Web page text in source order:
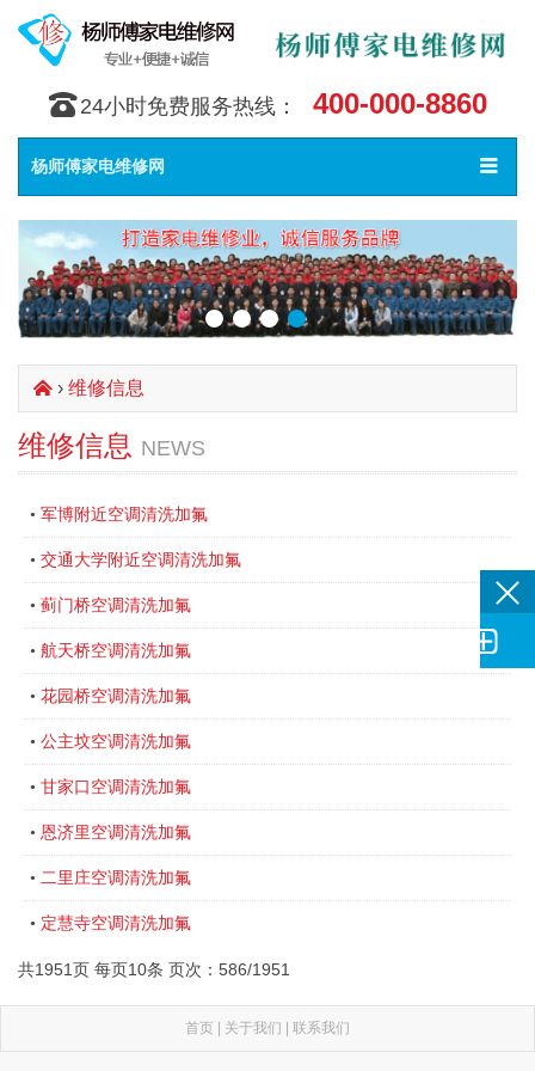
󰇯 24小时免费服务热线： 400-000-8860
Toggle
󰀥
杨师傅家电维修网
󰄫 › 维修信息
维修信息 NEWS
• 军博附近空调清洗加氟
• 交通大学附近空调清洗加氟
• 蓟门桥空调清洗加氟
• 航天桥空调清洗加氟
• 花园桥空调清洗加氟
• 公主坟空调清洗加氟
• 甘家口空调清洗加氟
• 恩济里空调清洗加氟
• 二里庄空调清洗加氟
• 定慧寺空调清洗加氟
共1951页 每页10条 页次：586/1951
首页 | 关于我们 | 联系我们
